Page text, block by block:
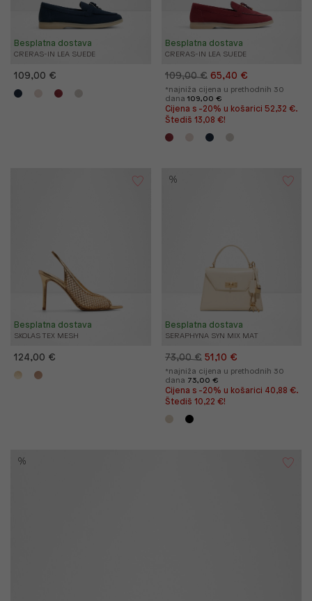
CRERAS-IN LEA SUEDE
Besplatna dostava
109,00 €
CRERAS-IN LEA SUEDE
Besplatna dostava
109,00 € 65,40 €
*najniža cijena u prethodnih 30
dana 109,00 €
Cijena s -20% u košarici 52,32 €.
Štediš 13,08 €!
SKOLAS TEX MESH
Besplatna dostava
124,00 €
SERAPHYNA SYN MIX MAT
Besplatna dostava
%
73,00 € 51,10 €
*najniža cijena u prethodnih 30
dana 73,00 €
Cijena s -20% u košarici 40,88 €.
Štediš 10,22 €!
%